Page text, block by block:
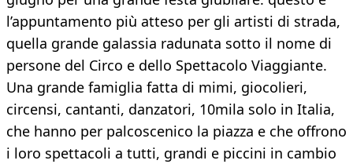
l’appuntamento più atteso per gli artisti di strada,
quella grande galassia radunata sotto il nome di
persone del Circo e dello Spettacolo Viaggiante.
Una grande famiglia fatta di mimi, giocolieri,
circensi, cantanti, danzatori, 10mila solo in Italia,
che hanno per palcoscenico la piazza e che offrono
i loro spettacoli a tutti, grandi e piccini in cambio